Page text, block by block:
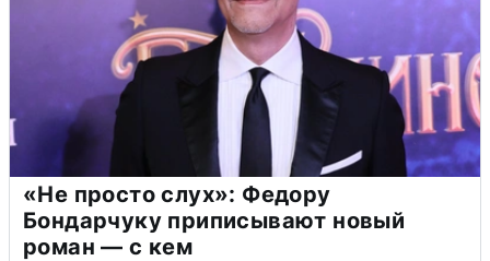
«Не просто слух»: Федору
Бондарчуку приписывают новый
роман — с кем